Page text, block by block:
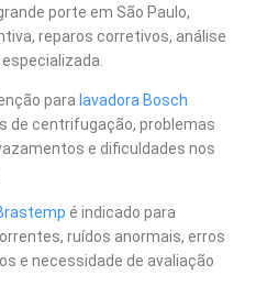
porte em São Paulo,
reparos corretivos, análise
para lavadora Bosch
de centrifugação, problemas
e dificuldades nos
é indicado para
ruídos anormais, erros
e necessidade de avaliação